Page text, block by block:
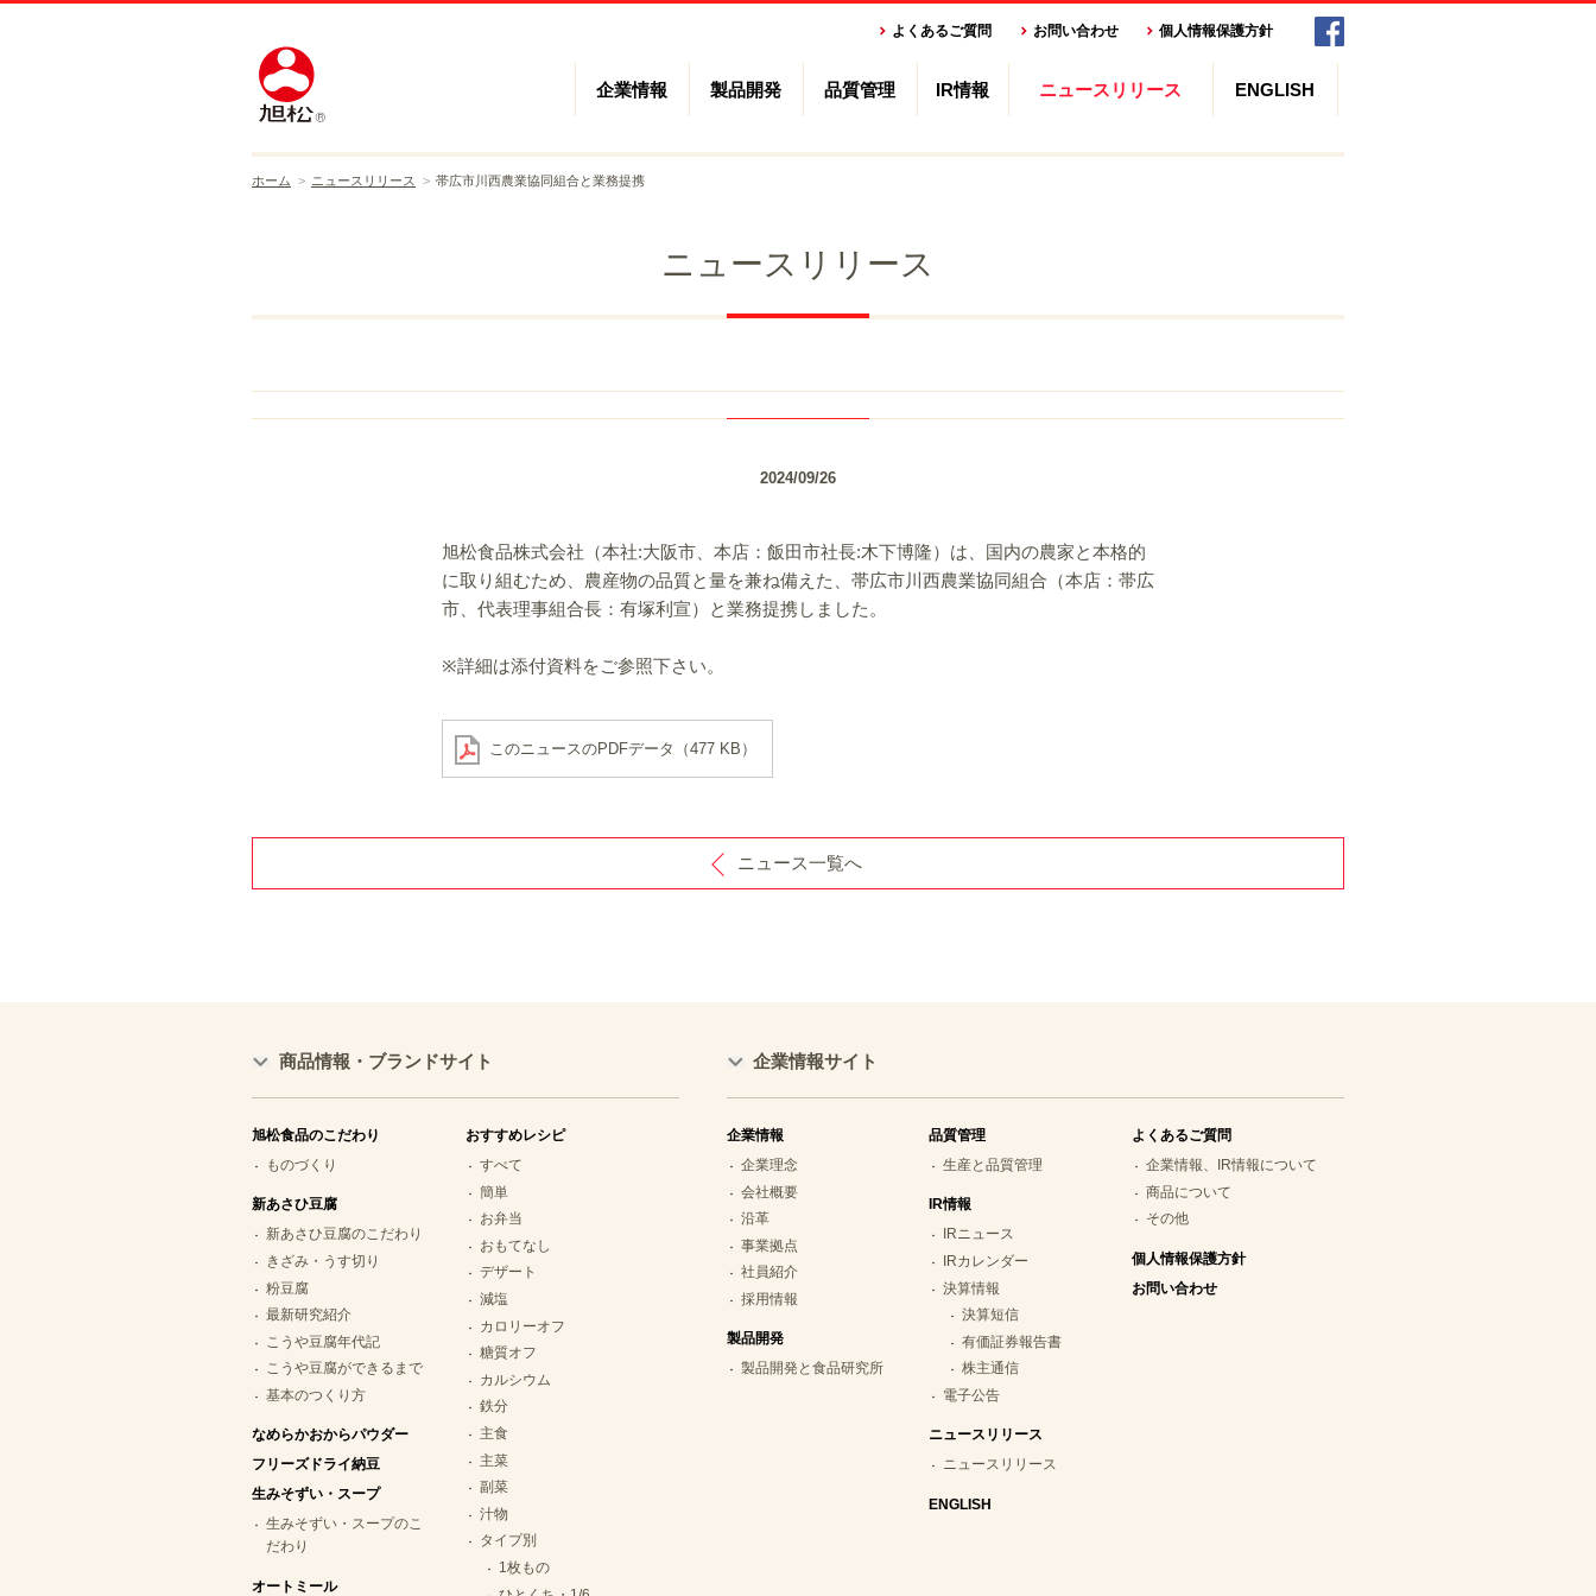
企業情報 製品開発 品質管理 IR情報 ニュースリリース ENGLISH
よくあるご質問 お問い合わせ 個人情報保護方針
ホーム ニュースリリース 帯広市川西農業協同組合と業務提携
ニュースリリース
2024/09/26
旭松食品株式会社（本社:大阪市、本店：飯田市社長:木下博隆）は、国内の農家と本格的
に取り組むため、農産物の品質と量を兼ね備えた、帯広市川西農業協同組合（本店：帯広
市、代表理事組合長：有塚利宣）と業務提携しました。
※詳細は添付資料をご参照下さい。
このニュースのPDFデータ（477 KB）
ニュース一覧へ
商品情報・ブランドサイト
旭松食品のこだわり
ものづくり
新あさひ豆腐
新あさひ豆腐のこだわり
きざみ・うす切り
粉豆腐
最新研究紹介
こうや豆腐年代記
こうや豆腐ができるまで
基本のつくり方
なめらかおからパウダー
フリーズドライ納豆
生みそずい・スープ
生みそずい・スープのこ
だわり
オートミール
おすすめレシピ
すべて
簡単
お弁当
おもてなし
デザート
減塩
カロリーオフ
糖質オフ
カルシウム
鉄分
主食
主菜
副菜
汁物
タイプ別
1枚もの
企業情報サイト
企業情報
企業理念
会社概要
沿革
事業拠点
社員紹介
採用情報
製品開発
製品開発と食品研究所
品質管理
生産と品質管理
IR情報
IRニュース
IRカレンダー
決算情報
決算短信
有価証券報告書
株主通信
電子公告
ニュースリリース
ニュースリリース
ENGLISH
よくあるご質問
企業情報、IR情報について
商品について
その他
個人情報保護方針
お問い合わせ